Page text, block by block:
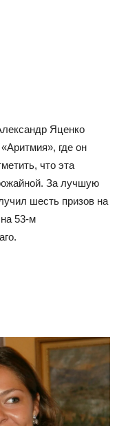
Яценко
где он
что эта
За лучшую
шесть призов на
53-м